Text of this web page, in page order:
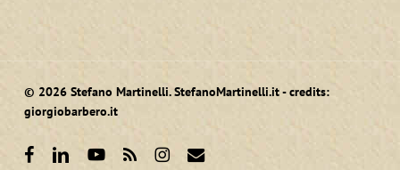
© 2026 Stefano Martinelli. StefanoMartinelli.it - credits:
giorgiobarbero.it
facebooklinkedinyoutube
RSS instagram
email